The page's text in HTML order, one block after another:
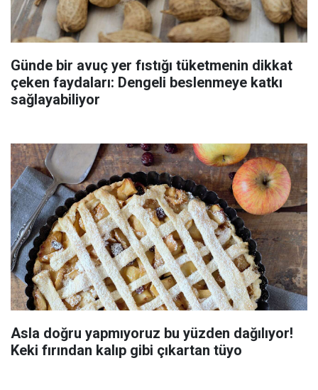
Günde bir avuç yer fıstığı tüketmenin dikkat
çeken faydaları: Dengeli beslenmeye katkı
sağlayabiliyor
Asla doğru yapmıyoruz bu yüzden dağılıyor!
Keki fırından kalıp gibi çıkartan tüyo